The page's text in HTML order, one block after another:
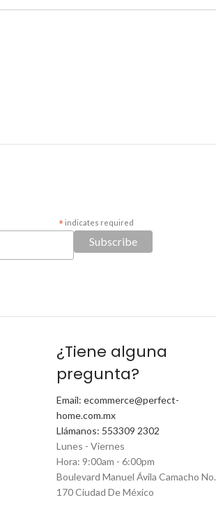
* indicates required
¿Tiene alguna
pregunta?
Email: ecommerce@perfect-
home.com.mx
Llámanos: 553309 2302
Lunes - Viernes
Hora: 9:00am - 6:00pm
Boulevard Manuel Ávila Camacho No.
170 Ciudad De México